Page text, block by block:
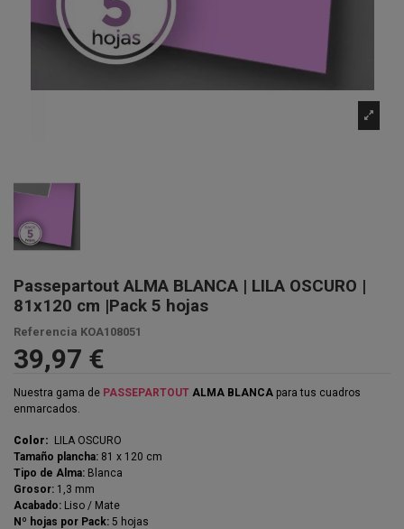
Passepartout ALMA BLANCA | LILA OSCURO |
81x120 cm |Pack 5 hojas
Referencia KOA108051
39,97 €
Nuestra gama de PASSEPARTOUT ALMA BLANCA para tus cuadros
enmarcados.
Color:
LILA OSCURO
Tamaño plancha: 81 x 120 cm
Tipo de Alma: Blanca
Grosor: 1,3 mm
Acabado: Liso / Mate
Nº hojas por Pack: 5 hojas